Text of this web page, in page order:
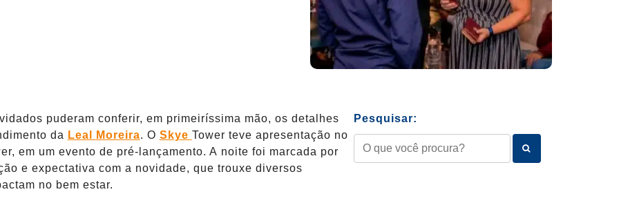
puderam conferir, em primeiríssima mão, os detalhes
da Leal Moreira. O Skye Tower teve apresentação no
em um evento de pré-lançamento. A noite foi marcada por
e expectativa com a novidade, que trouxe diversos
no bem estar.
Pesquisar: